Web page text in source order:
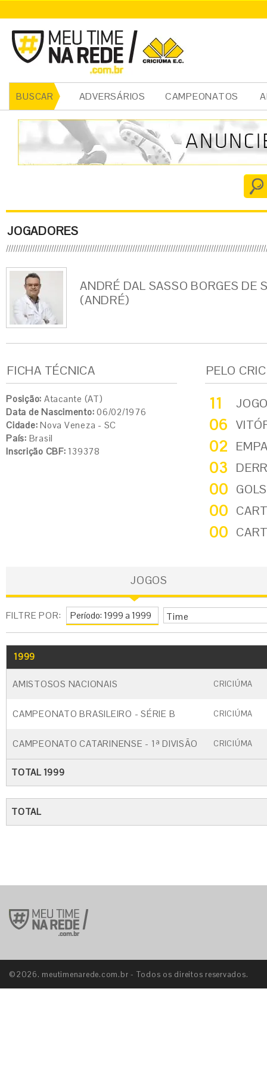
BUSCAR ADVERSÁRIOS CAMPEONATOS
JOGADORES
ANDRÉ DAL SASSO BORGES DE
(ANDRÉ)
FICHA TÉCNICA
Posição: Atacante (AT)
Data de Nascimento: 06/02/1976
Cidade: Nova Veneza - SC
País: Brasil
Inscrição CBF: 139378
PELO
11
06
02
03
00
00
00
JOGOS
FILTRE POR: Time
1999
AMISTOSOS NACIONAIS CRICIÚMA
CAMPEONATO BRASILEIRO - SÉRIE B CRICIÚMA
CAMPEONATO CATARINENSE - 1ª DIVISÃO CRICIÚMA
TOTAL 1999
TOTAL
©2026. meutimenarede.com.br - Todos os direitos reservados.